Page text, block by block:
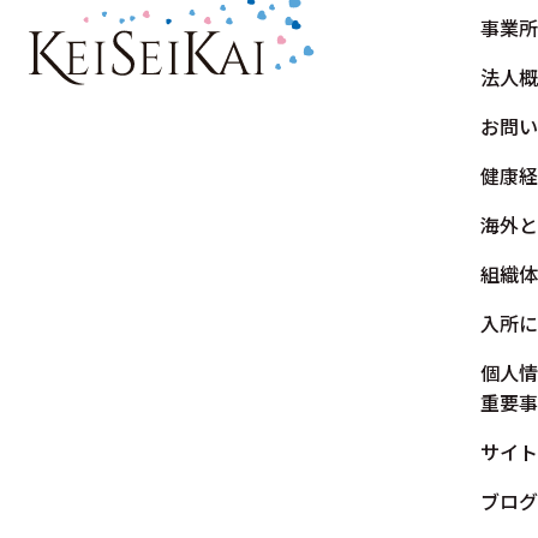
事業
法人
お問
健康
海外
組織
入所
個人
重要
サイ
ブログ